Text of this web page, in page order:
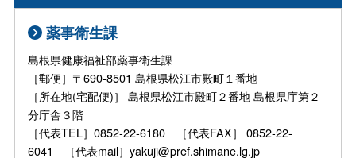
薬事衛生課
島根県健康福祉部薬事衛生課
［郵便］〒690-8501 島根県松江市殿町１番地
［所在地(宅配便)］ 島根県松江市殿町２番地 島根県庁第２
分庁舎３階
［代表TEL］0852-22-6180 ［代表FAX］ 0852-22-
6041 ［代表mail］yakuji@pref.shimane.lg.jp